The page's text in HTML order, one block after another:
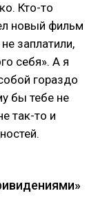
Кто-то
новый фильм
заплатили,
себя». А я
гораздо
бы тебе не
так-то и